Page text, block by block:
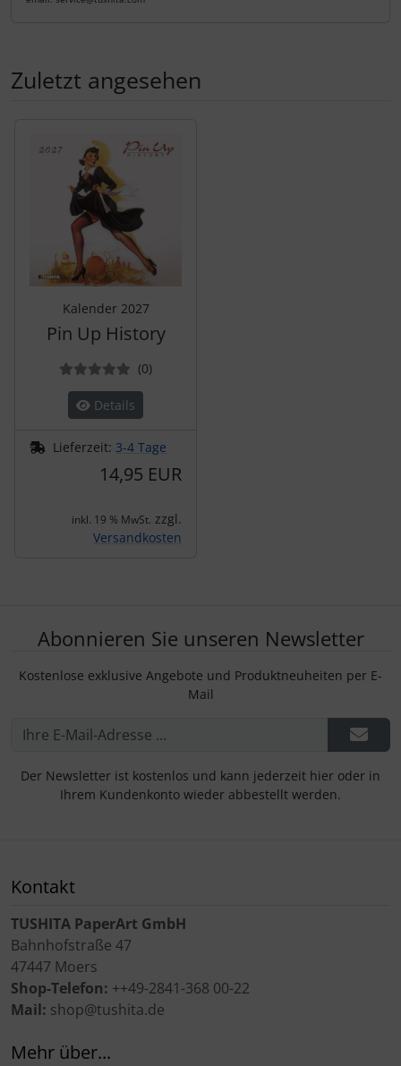
Zuletzt angesehen
Kalender 2027
Pin Up History
(0Bewertungen
)
Details
Lieferzeit: 3-4 Tage
14,95 EUR
inkl. 19 % MwSt. zzgl.
Versandkosten
Abonnieren Sie unseren Newsletter
Kostenlose exklusive Angebote und Produktneuheiten per E-
Mail
Der Newsletter ist kostenlos und kann jederzeit hier oder in
Ihrem Kundenkonto wieder abbestellt werden.
Kontakt
TUSHITA PaperArt GmbH
Bahnhofstraße 47
47447 Moers
Shop-Telefon: ++49-2841-368 00-22
Mail: shop@tushita.de
Mehr über...